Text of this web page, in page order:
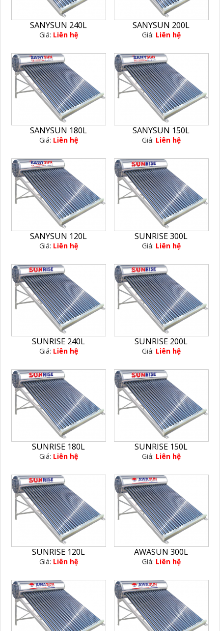
SANYSUN 240L
Giá: Liên hệ
SANYSUN 200L
Giá: Liên hệ
SANYSUN 180L
Giá: Liên hệ
SANYSUN 150L
Giá: Liên hệ
SANYSUN 120L
Giá: Liên hệ
SUNRISE 300L
Giá: Liên hệ
SUNRISE 240L
Giá: Liên hệ
SUNRISE 200L
Giá: Liên hệ
SUNRISE 180L
Giá: Liên hệ
SUNRISE 150L
Giá: Liên hệ
SUNRISE 120L
Giá: Liên hệ
AWASUN 300L
Giá: Liên hệ